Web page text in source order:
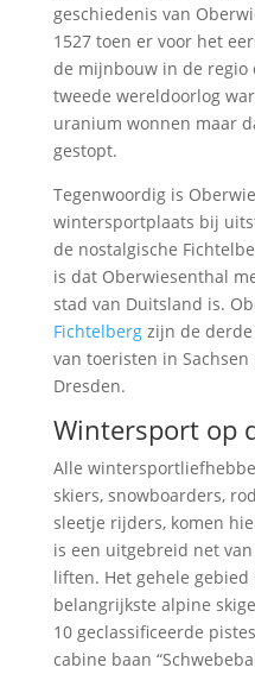
geschiedenis van
1527 toen er voor het
de mijnbouw in de regio
tweede wereldoorlog
uranium wonnen maar
gestopt.
Tegenwoordig is
wintersportplaats bij
de nostalgische
is dat Oberwiesenthal
stad van Duitsland is.
Fichtelbergzijn de
van toeristen in
Dresden.
Wintersport op
Alle
skiers, snowboarders,
sleetje rijders, komen
is een uitgebreid net
liften. Het gehele
belangrijkste alpine
10 geclassificeerde
cabine baan